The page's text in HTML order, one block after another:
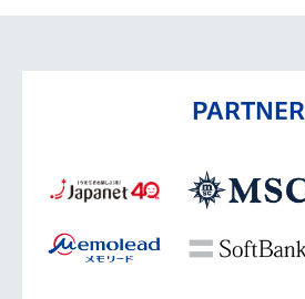
PARTNER